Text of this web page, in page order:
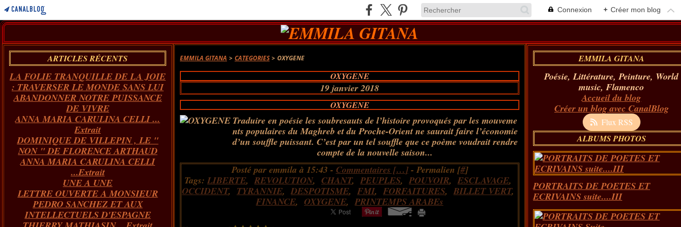
Connexion + Créer mon blog
ARTICLES RÉCENTS
LA FOLIE TRANQUILLE DE LA JOIE
: TRAVERSER LE MONDE SANS LUI
ABANDONNER NOTRE PUISSANCE
DE VIVRE
ANNA MARIA CARULINA CELLI ...
Extrait
DOMINIQUE DE VILLEPIN , LE "
NON " DE FLORENCE ARTHAUD
ANNA MARIA CARULINA CELLI
...Extrait
UNE A UNE
LETTRE OUVERTE A MONSIEUR
PEDRO SANCHEZ ET AUX
INTELLECTUELS D'ESPAGNE
EMMILA GITANA > CATEGORIES > OXYGENE
OXYGENE
19 janvier 2018
OXYGENE
Traduire en poésie les soubresauts de l’histoire provoqués par les mouveme
nts populaires du Maghreb et du Proche-Orient ne saurait faire l’économie
d’un souffle puissant. C’est par un tel souffle que ce poème voudrait rendre
compte de la nouvelle saison...
Posté par emmila à 15:43 - Commentaires […]- Permalien [#]
Tags: LIBERTE, REVOLUTION, CHANT, PEUPLES, POUVOIR, ESCLAVAGE,
OCCIDENT, TYRANNIE,DESPOTISME, FMI, FORFAITURES, BILLET VERT,
FINANCE, OXYGENE, PRINTEMPS ARABEs
EMMILA GITANA
Poésie, Littérature, Peinture, World
music, Flamenco
Accueil du blog
Créer un blog avec CanalBlog
Flux RSS
ALBUMS PHOTOS
PORTRAITS DE POETES ET
ECRIVAINS suite....III